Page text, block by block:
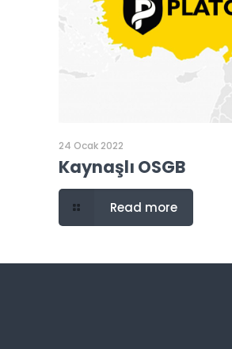
24 Ocak 2022
Kaynaşlı OSGB
Read more